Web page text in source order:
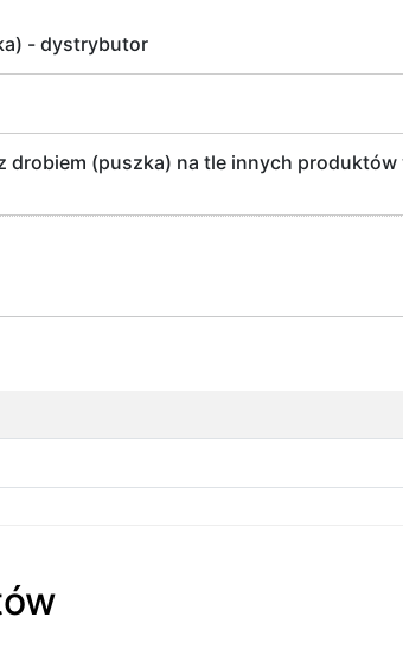
- dystrybutor
drobiem (puszka) na tle innych produktów